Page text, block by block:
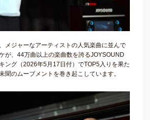
メジャーなアーティストの人気楽曲に並んで
が、44万曲以上の楽曲数を誇るJOYSOUND
ング（2026年5月17日付）でTOP5入りを果た
聞のムーブメントを巻き起こしています。